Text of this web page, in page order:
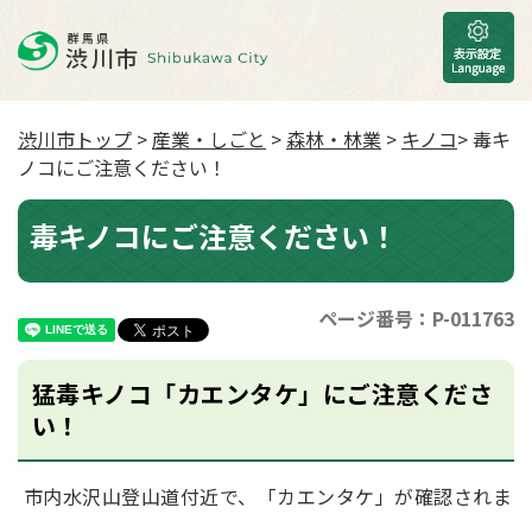
渋川市トップ >産業・しごと >森林・林業 > キノコ> 毒キ
ノコにご注意ください！
毒キノコにご注意ください！
ページ番号：P-011763
猛毒キノコ「カエンタケ」にご注意くださ
い！
市内水沢山登山道付近で、「カエンタケ」が確認されま